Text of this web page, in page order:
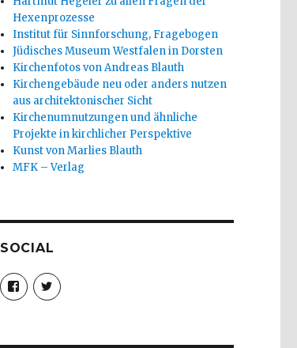
Hexenprozesse
Institut für Sinnforschung, Fragebogen
Jüdisches Museum Westfalen in Dorsten
Kirchenfotos von Andreas Blauth
Kirchengebäude neu oder anders nutzen
aus architektonischer Sicht
Kirchenumnutzungen und ähnliche
Projekte in kirchlicher Perspektive
Kunst von Marlies Blauth
MFK – Verlag
SOCIAL
Profil
von
christoph.fleischer1
anzeigen
Profil
von
anzeigen